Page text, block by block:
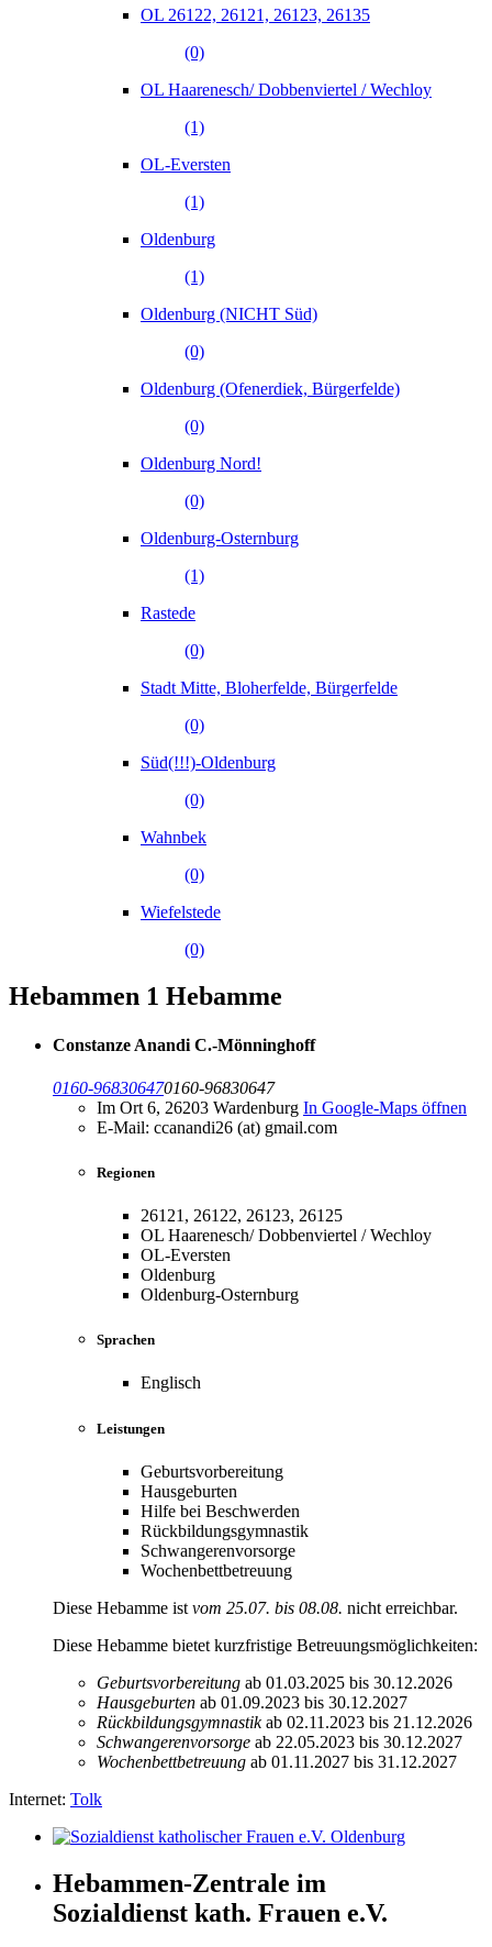
OL 26122, 26121, 26123, 26135
(0)
OL Haarenesch/ Dobbenviertel / Wechloy
(1)
OL-Eversten
(1)
Oldenburg
(1)
Oldenburg (NICHT Süd)
(0)
Oldenburg (Ofenerdiek, Bürgerfelde)
(0)
Oldenburg Nord!
(0)
Oldenburg-Osternburg
(1)
Rastede
(0)
Stadt Mitte, Bloherfelde, Bürgerfelde
(0)
Süd(!!!)-Oldenburg
(0)
Wahnbek
(0)
Wiefelstede
(0)
Hebammen 1 Hebamme
Constanze Anandi C.-Mönninghoff
0160-968306470160-96830647
Im Ort 6, 26203 Wardenburg In Google-Maps öffnen
E-Mail: ccanandi26 (at) gmail.com
Regionen
26121, 26122, 26123, 26125
OL Haarenesch/ Dobbenviertel / Wechloy
OL-Eversten
Oldenburg
Oldenburg-Osternburg
Sprachen
Englisch
Leistungen
Geburtsvorbereitung
Hausgeburten
Hilfe bei Beschwerden
Rückbildungsgymnastik
Schwangerenvorsorge
Wochenbettbetreuung
Diese Hebamme ist vom 25.07. bis 08.08. nicht erreichbar.
Diese Hebamme bietet kurzfristige Betreuungsmöglichkeiten:
Geburtsvorbereitung ab 01.03.2025 bis 30.12.2026
Hausgeburten ab 01.09.2023 bis 30.12.2027
Rückbildungsgymnastik ab 02.11.2023 bis 21.12.2026
Schwangerenvorsorge ab 22.05.2023 bis 30.12.2027
Wochenbettbetreuung ab 01.11.2027 bis 31.12.2027
Internet: Tolk
Hebammen-Zentrale im
Sozialdienst kath. Frauen e.V.